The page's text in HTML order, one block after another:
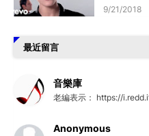
9/21/2018
最近留言
音樂庫
老編表示： https://
Anonymous